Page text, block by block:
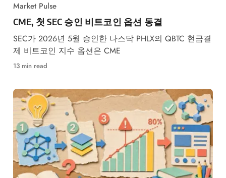
Market Pulse
CME, 첫 SEC 승인 비트코인 옵션 동결
SEC가 2026년 5월 승인한 나스닥 PHLX의 QBTC 현금결
제 비트코인 지수 옵션은 CME
13 min read